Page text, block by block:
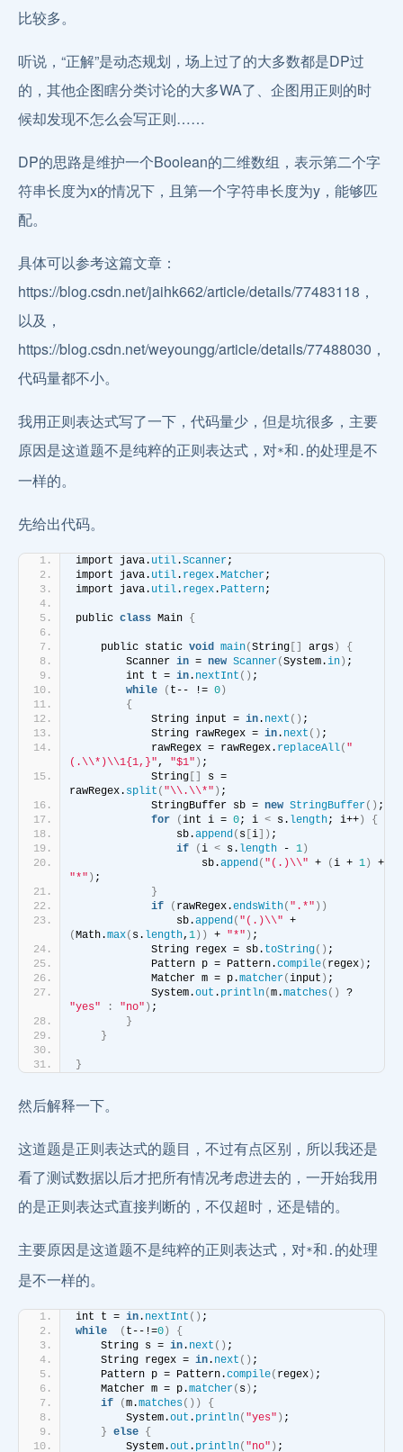
比较多。
听说，“正解”是动态规划，场上过了的大多数都是DP过
的，其他企图瞎分类讨论的大多WA了、企图用正则的时
候却发现不怎么会写正则……
DP的思路是维护一个Boolean的二维数组，表示第二个字
符串长度为x的情况下，且第一个字符串长度为y，能够匹
配。
具体可以参考这篇文章：
https://blog.csdn.net/jaihk662/article/details/77483118，
以及，
https://blog.csdn.net/weyoungg/article/details/77488030，
代码量都不小。
我用正则表达式写了一下，代码量少，但是坑很多，主要
原因是这道题不是纯粹的正则表达式，对*和 . 的处理是不
一样的。
先给出代码。
import java. util.Scanner;
import java. util. regex.Matcher;
import java. util. regex. Pattern;
public class Main {
    public static
void main(String args )
{
        Scanner
in = new Scanner(System.in ) ;
        int t =
in. nextInt () ;
while
( t-- != 0 )
{
            String input =
in. next () ;
            String rawRegex =
in. next () ;
            rawRegex = rawRegex.
replaceAll( "
(.\\*)\\1{1,}", "$1" ) ;
            String
s =
rawRegex. split ( "\\.\\*" ) ;
            StringBuffer sb =
new StringBuffer() ;
for
(int i = 0; i < s. length; i++ )
{
                sb.
append( s i ]) ;
if
(i < s. length - 1 )
                    sb.
append( "(.)\\" + (i + 1 )
"*" ) ;
}
if
( rawRegex.endsWith( ".*" ))
                sb.
append( "(.)\\"
(Math.max( s. length, 1 )) + "*" ) ;
            String regex = sb.
toString() ;
            Pattern p = Pattern.
compile( regex ) ;
            Matcher m = p.
matcher(input ) ;
            System.
out . println(m.matches()
"yes"
: "no" ) ;
}
}
}
然后解释一下。
这道题是正则表达式的题目，不过有点区别，所以我还是
看了测试数据以后才把所有情况考虑进去的，一开始我用
的是正则表达式直接判断的，不仅超时，还是错的。
主要原因是这道题不是纯粹的正则表达式，对*和 . 的处理
是不一样的。
int t = in. nextInt () ;
while
( t--!=0 )
{
    String s =
in. next () ;
    String regex =
in. next () ;
    Pattern p = Pattern.
compile( regex ) ;
    Matcher m = p.
matcher( s ) ;
if
(m.matches())
{
        System.
out . println( "yes" ) ;
} else {
        System.
out . println( "no" ) ;